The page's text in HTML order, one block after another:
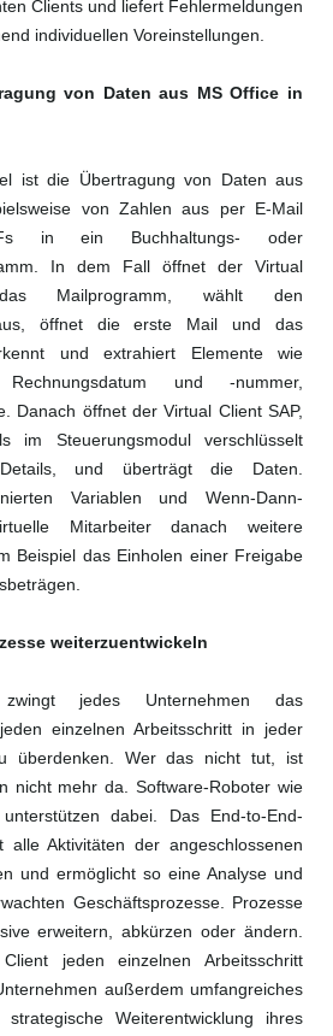
Clients und liefert Fehlermeldungen
individuellen Voreinstellungen.
von Daten aus MS Office in
ist die Übertragung von Daten aus
von Zahlen aus per E-Mail
in ein Buchhaltungs- oder
In dem Fall öffnet der Virtual
Mailprogramm, wählt den
aus, öffnet die erste Mail und das
und extrahiert Elemente wie
Rechnungsdatum und -nummer,
Danach öffnet der Virtual Client SAP,
im Steuerungsmodul verschlüsselt
Details, und überträgt die Daten.
Variablen und Wenn-Dann-
Mitarbeiter danach weitere
Beispiel das Einholen einer Freigabe
weiterzuentwickeln
jedes Unternehmen das
einzelnen Arbeitsschritt in jeder
überdenken. Wer das nicht tut, ist
nicht mehr da. Software-Roboter wie
dabei. Das End-to-End-
alle Aktivitäten der angeschlossenen
und ermöglicht so eine Analyse und
Geschäftsprozesse. Prozesse
erweitern, abkürzen oder ändern.
jeden einzelnen Arbeitsschritt
außerdem umfangreiches
Weiterentwicklung ihres